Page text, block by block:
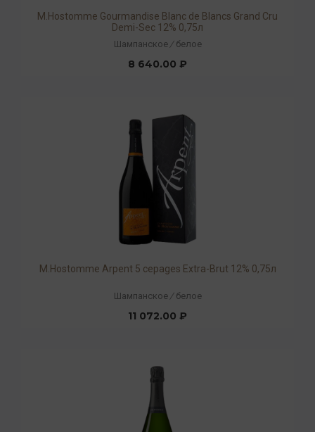
М.Hostomme Gourmandise Blanc de Blancs Grand Cru
Demi-Sec 12% 0,75л
Шампанское / белое
8 640.00 ₽
М.Hostomme Arpent 5 cepages Extra-Brut 12% 0,75л
Шампанское / белое
11 072.00 ₽